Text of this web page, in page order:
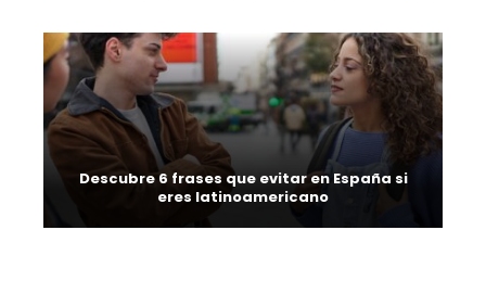
Descubre 6 frases que evitar en España si
eres latinoamericano